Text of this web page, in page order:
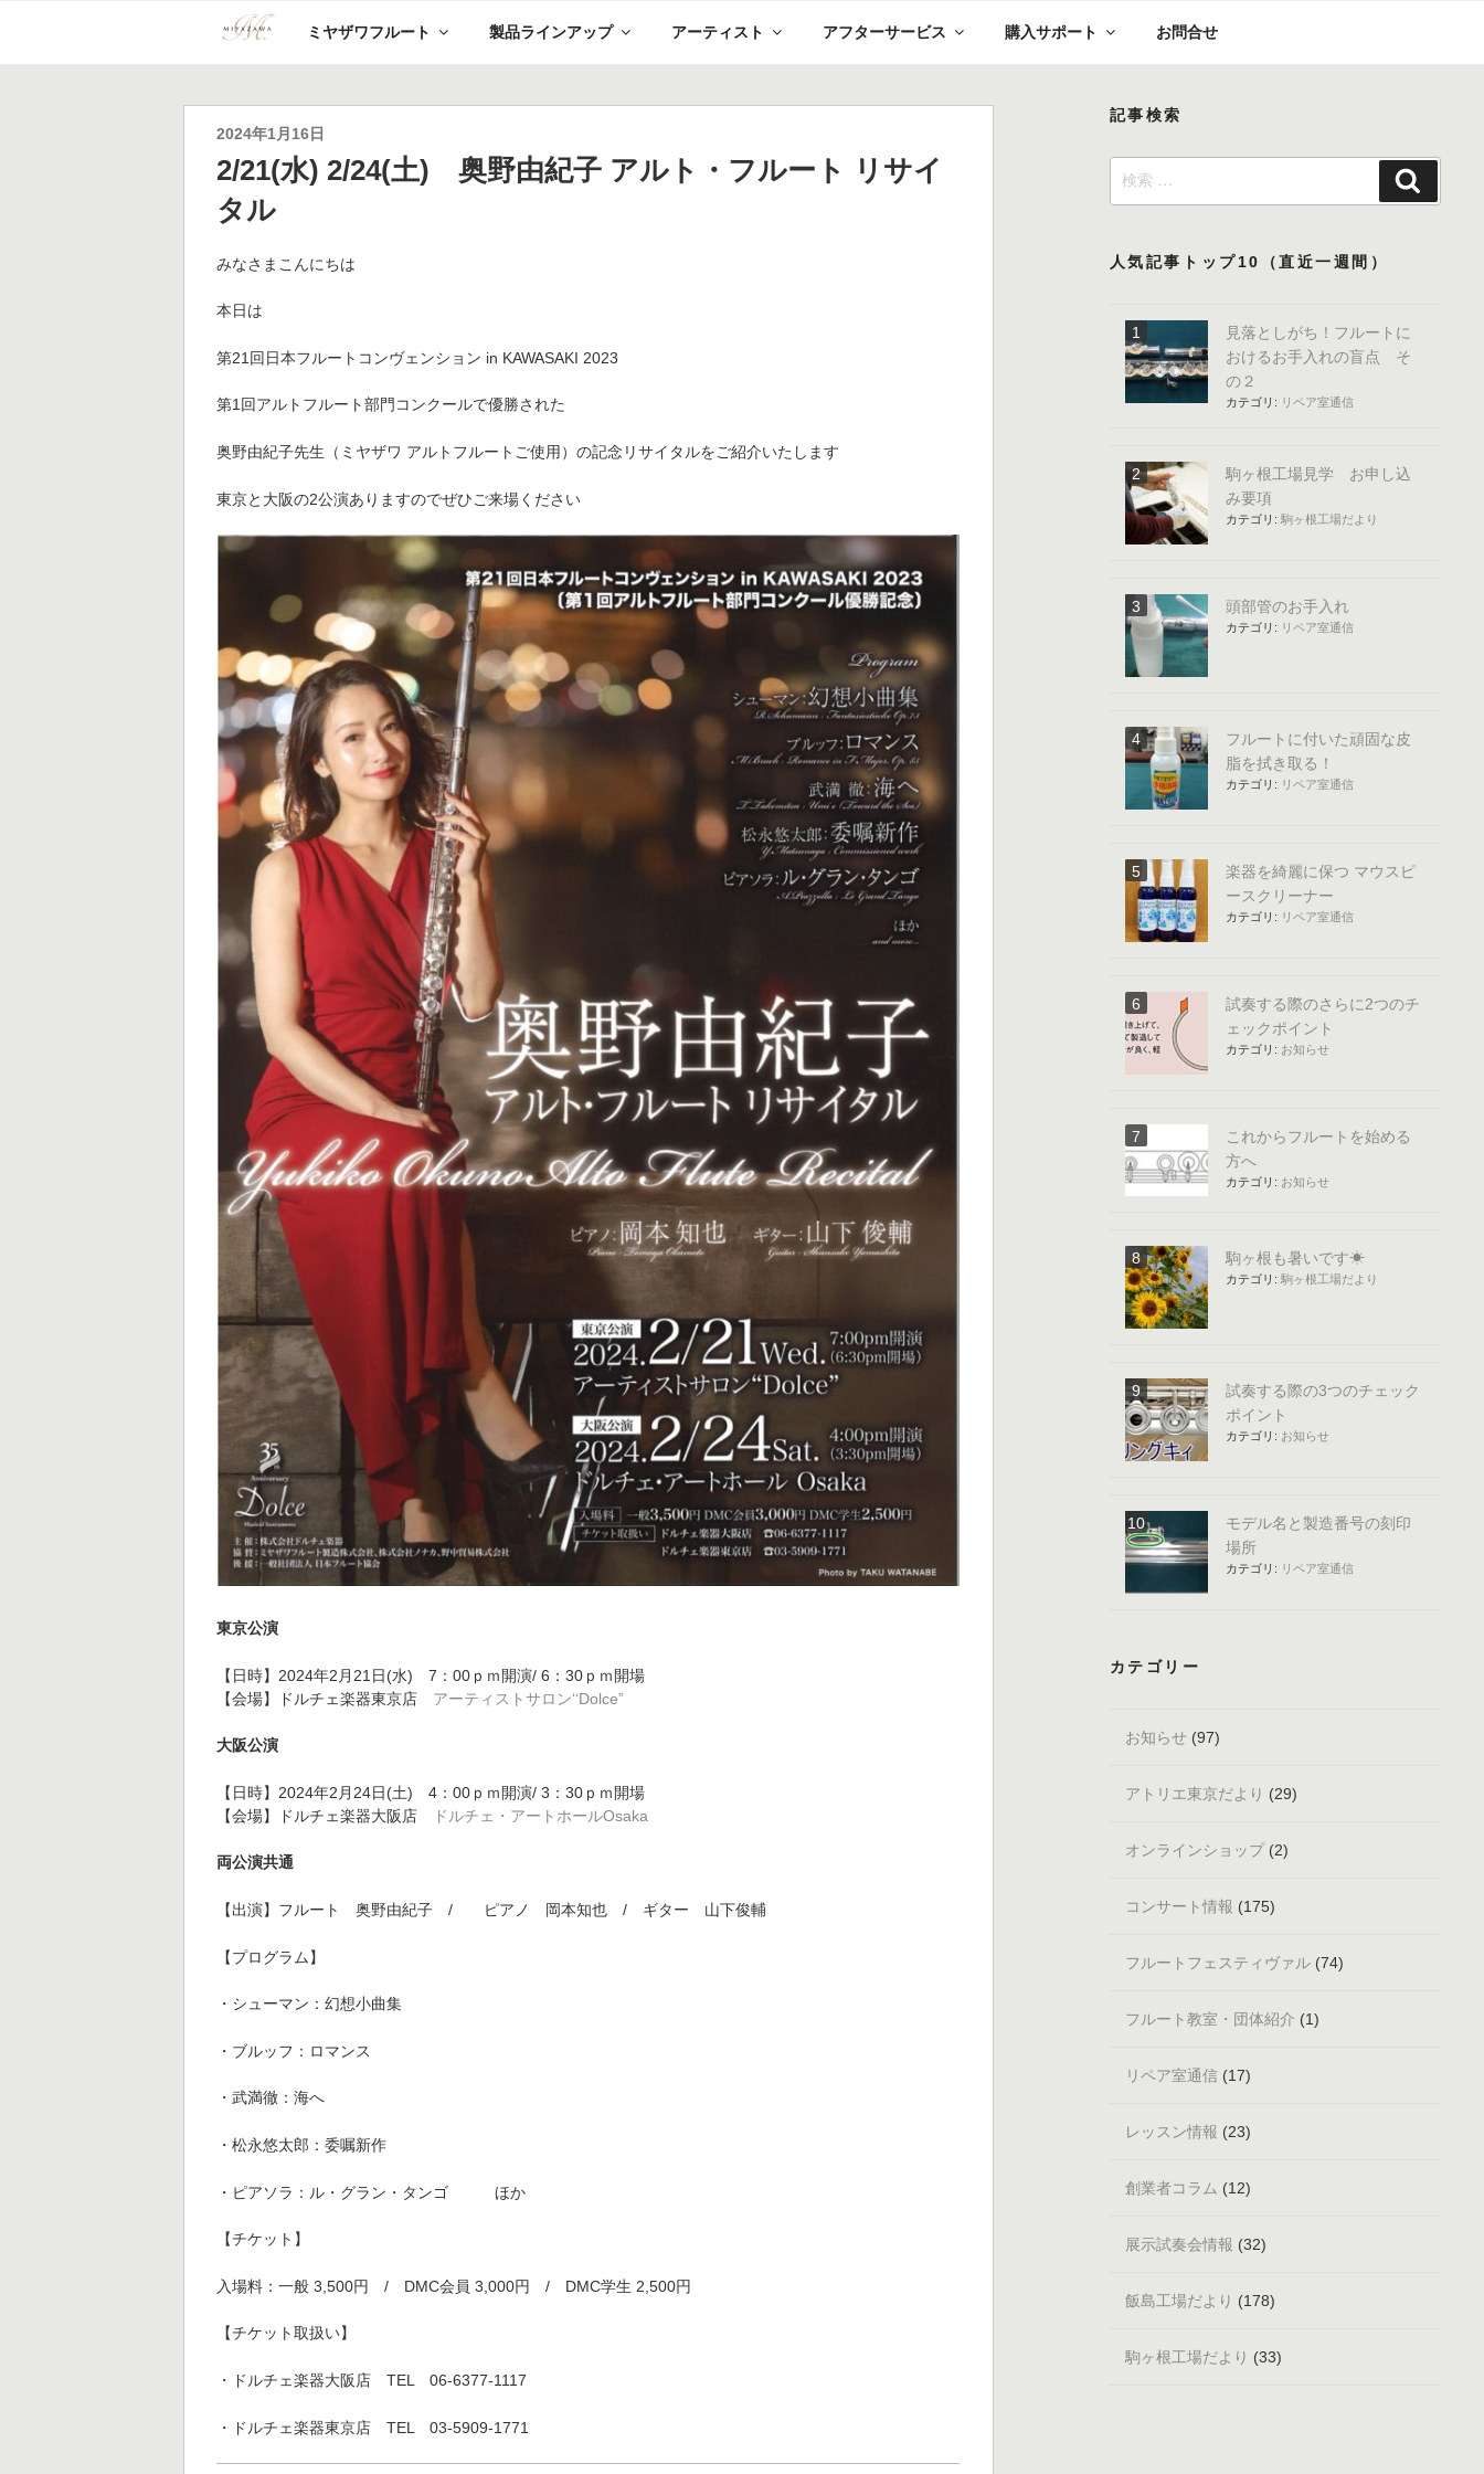
ミヤザワフルート 製品ラインアップ アーティスト アフターサービス 購入サポート お問合せ
投
稿
日:
2024年1月16日
2/21(水) 2/24(土) 奥野由紀子 アルト・フルート リサイ
タル
みなさまこんにちは
本日は
第21回日本フルートコンヴェンション in KAWASAKI 2023
第1回アルトフルート部門コンクールで優勝された
奥野由紀子先生（ミヤザワ アルトフルートご使用）の記念リサイタルをご紹介いたします
東京と大阪の2公演ありますのでぜひご来場ください
東京公演
【日時】2024年2月21日(水) 7：00ｐｍ開演/ 6：30ｐｍ開場
【会場】ドルチェ楽器東京店 アーティストサロン‘‘Dolce”
大阪公演
【日時】2024年2月24日(土) 4：00ｐｍ開演/ 3：30ｐｍ開場
【会場】ドルチェ楽器大阪店
ドルチェ・アートホールOsaka
両公演共通
【出演】フルート 奥野由紀子 / ピアノ 岡本知也 / ギター 山下俊輔
【プログラム】
・シューマン：幻想小曲集
・ブルッフ：ロマンス
・武満徹：海へ
・松永悠太郎：委嘱新作
・ピアソラ：ル・グラン・タンゴ ほか
【チケット】
入場料：一般 3,500円 / DMC会員 3,000円 / DMC学生 2,500円
【チケット取扱い】
・ドルチェ楽器大阪店 TEL 06-6377-1117
・ドルチェ楽器東京店 TEL 03-5909-1771
記事検索
検
索:
索
人気記事トップ10（直近一週間）
見落としがち！フルートに
おけるお手入れの盲点 そ
の２
カテゴリ: リペア室通信
駒ヶ根工場見学 お申し込
み要項
カテゴリ: 駒ヶ根工場だより
頭部管のお手入れ
カテゴリ: リペア室通信
フルートに付いた頑固な皮
脂を拭き取る！
カテゴリ: リペア室通信
楽器を綺麗に保つ マウスピ
ースクリーナー
カテゴリ: リペア室通信
試奏する際のさらに2つのチ
ェックポイント
カテゴリ: お知らせ
これからフルートを始める
方へ
カテゴリ: お知らせ
駒ヶ根も暑いです☀
カテゴリ: 駒ヶ根工場だより
試奏する際の3つのチェック
ポイント
カテゴリ: お知らせ
モデル名と製造番号の刻印
場所
カテゴリ: リペア室通信
カテゴリー
お知らせ (97)
アトリエ東京だより (29)
オンラインショップ(2)
コンサート情報 (175)
フルートフェスティヴァル(74)
フルート教室・団体紹介 (1)
リペア室通信(17)
レッスン情報 (23)
創業者コラム (12)
展示試奏会情報 (32)
飯島工場だより (178)
駒ヶ根工場だより (33)